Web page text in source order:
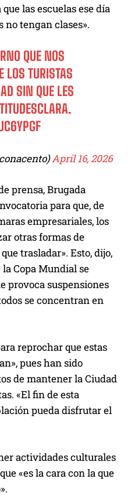
las escuelas ese día
no tengan clases».
QUE NOS
LOS TURISTAS
SIN QUE LES
.
April 16, 2026
prensa, Brugada
para que, de
empresariales, los
otras formas de
trasladar». Esto, dijo,
Copa Mundial se
provoca suspensiones
se concentran en
reprochar que estas
pues han sido
de mantener la Ciudad
«El fin de esta
pueda disfrutar el
actividades culturales
«es la cara con la que